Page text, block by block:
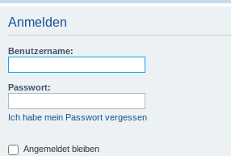
Anmelden
Benutzername:
Passwort:
Ich habe mein Passwort vergessen
Angemeldet bleiben